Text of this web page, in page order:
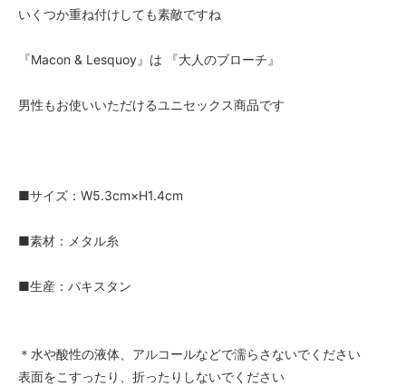
いくつか重ね付けしても素敵ですね
『Macon & Lesquoy』は 『大人のブローチ』
男性もお使いいただけるユニセックス商品です
■サイズ：W5.3cm×H1.4cm
■素材：メタル糸
■生産：パキスタン
＊水や酸性の液体、アルコールなどで濡らさないでください
表面をこすったり、折ったりしないでください